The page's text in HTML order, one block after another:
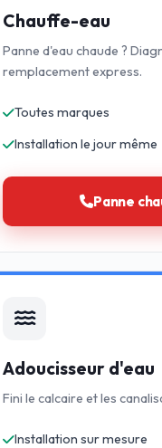
Chauffe-eau
Panne d'eau chaude ?
remplacement express.
Toutes marques
Installation le jour même
Panne
Adoucisseur d'eau
Fini le calcaire et les
Installation sur mesure